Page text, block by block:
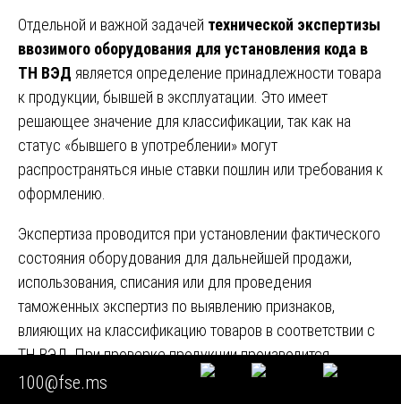
Отдельной и важной задачей технической экспертизы
ввозимого оборудования для установления кода в
ТН ВЭД является определение принадлежности товара
к продукции, бывшей в эксплуатации. Это имеет
решающее значение для классификации, так как на
статус «бывшего в употреблении» могут
распространяться иные ставки пошлин или требования к
оформлению.
Экспертиза проводится при установлении фактического
состояния оборудования для дальнейшей продажи,
использования, списания или для проведения
таможенных экспертиз по выявлению признаков,
влияющих на классификацию товаров в соответствии с
ТН ВЭД. При проверке продукции производится
идентификация оборудования, определяется его
100@fse.ms